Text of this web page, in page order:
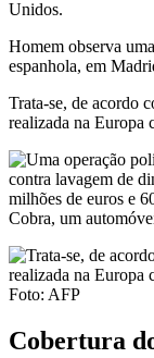
Unidos.
Homem observa
espanhola, em
Trata-se, de acordo
realizada na Europa
Cobertura